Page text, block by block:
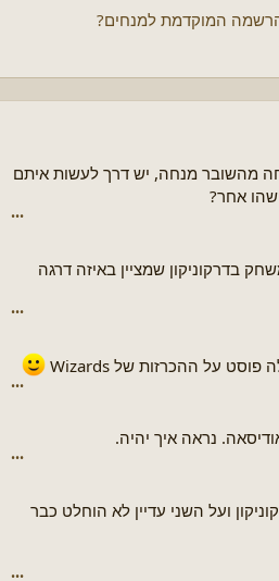
45 ש"ח הנחה מהשובר מנחה, יש דרך לעשות איתם
אחר?
•••
בדרקוניקון שמציין באיזה דרגה
•••
•••
נראה איך יהיה.
•••
ועל השני עדיין לא הוחלט כבר
•••